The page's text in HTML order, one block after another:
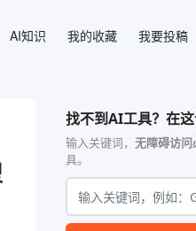
AI知识 我的收藏
我要投稿
找不到AI工具？在这
输入关键词， 无障碍访问
具。